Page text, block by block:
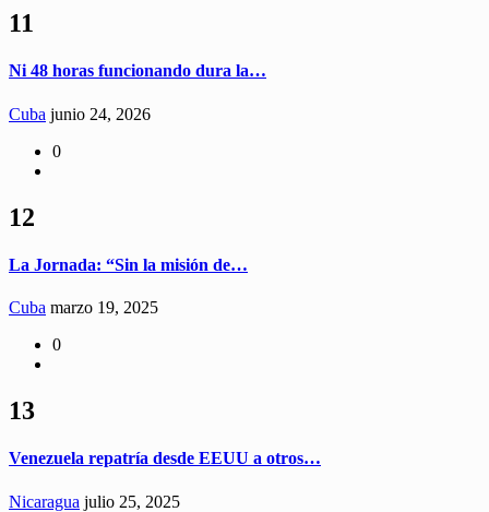
11
Ni 48 horas funcionando dura la…
Cuba junio 24, 2026
0
12
La Jornada: “Sin la misión de…
Cuba marzo 19, 2025
0
13
Venezuela repatría desde EEUU a otros…
Nicaragua julio 25, 2025